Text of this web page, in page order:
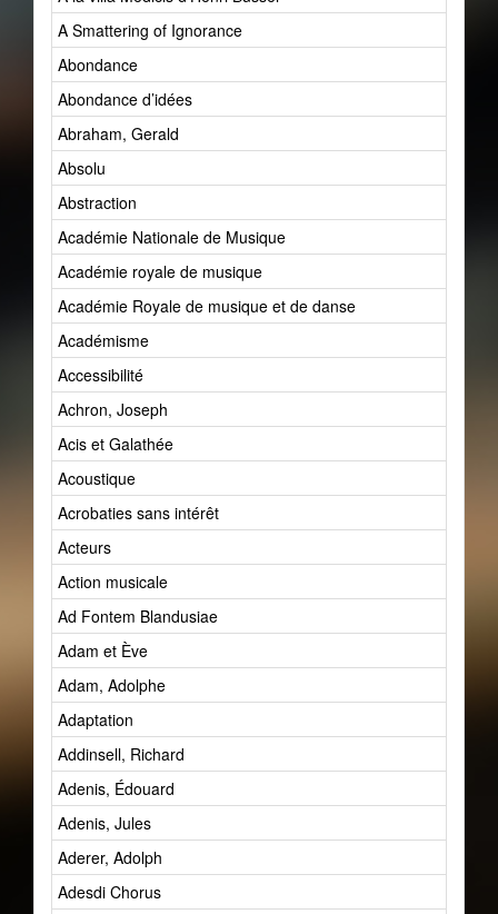
A Smattering of Ignorance
Abondance
Abondance d’idées
Abraham, Gerald
Absolu
Abstraction
Académie Nationale de Musique
Académie royale de musique
Académie Royale de musique et de danse
Académisme
Accessibilité
Achron, Joseph
Acis et Galathée
Acoustique
Acrobaties sans intérêt
Acteurs
Action musicale
Ad Fontem Blandusiae
Adam et Ève
Adam, Adolphe
Adaptation
Addinsell, Richard
Adenis, Édouard
Adenis, Jules
Aderer, Adolph
Adesdi Chorus